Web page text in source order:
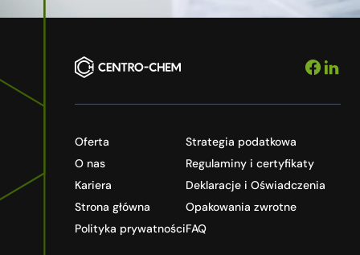
Oferta
O nas
Kariera
Strona główna
Polityka prywatności
Strategia podatkowa
Regulaminy i certyfikaty
Deklaracje i Oświadczenia
Opakowania zwrotne
FAQ